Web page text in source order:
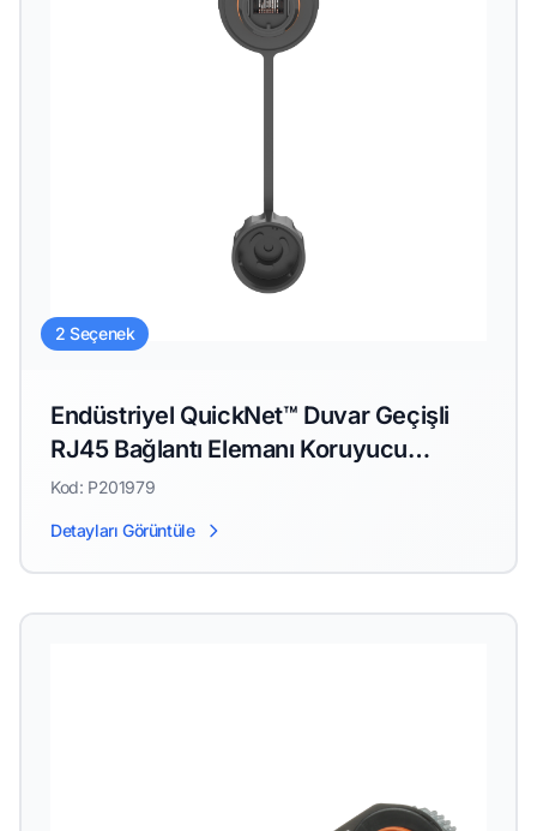
2 Seçenek
Endüstriyel QuickNet™ Duvar Geçişli
RJ45 Bağlantı Elemanı Koruyucu
Kapaklı
Kod: P201979
Detayları Görüntüle